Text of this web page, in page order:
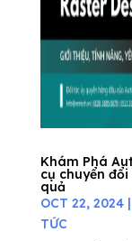
Khám Phá
cụ chuyển
quả
OCT 22, 2024|
TỨC